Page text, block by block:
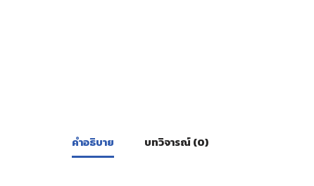
คำอธิบาย บทวิจารณ์ (0)